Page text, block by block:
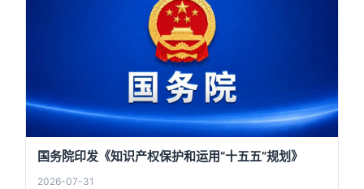
国务院印发《知识产权保护和运用“十五五”规划》
2026-07-31